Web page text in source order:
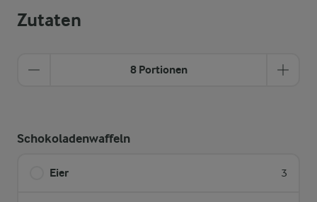
Zutaten
8 Portionen
Schokoladenwaffeln
Eier 3